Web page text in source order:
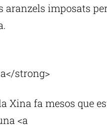
aranzels imposats
strong>
Xina fa mesos que
<a